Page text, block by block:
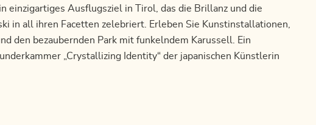
einzigartiges Ausflugsziel in Tirol, das die Brillanz und die
in all ihren Facetten zelebriert. Erleben Sie Kunstinstallationen,
den bezaubernden Park mit funkelndem Karussell. Ein
„Crystallizing Identity“ der japanischen Künstlerin